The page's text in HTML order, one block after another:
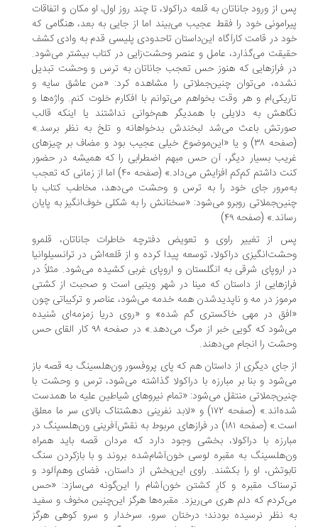
از ورود جاناتان به قلعه دراکولا، تا چند روز اول، او مکان و اتفاقات
خود را فقط عجیب می‌بیند اما از جایی به بعد، هنگامی که
در قامت کارآگاه این‌داستان تاحدودی پلیسی قدم به وادی کشف
می‌گذارد، عامل و عنصر وحشت‌زایی در کتاب بیشتر می‌شود.
فرازهایی که هنوز حس تعجب جاناتان به ترس و وحشت تبدیل
می‌توان چنین‌جملاتی را مشاهده کرد: «من عاشق سایه و
و هر وقت بخواهم می‌توانم با افکارم خلوت کنم. واژه‌ها و
به دلایلی با همدیگر هم‌خوانی نداشتند یا اینکه قالب
باعث می‌شد لبخندش بدخواهانه و تلخ به نظر برسد.»
(صفحه ۳۸) و یا «این‌موضوع خیلی عجیب بود و مضاف بر چیزهای
بسیار دیگر، آن حس مبهم اضطرابی را که همیشه در حضور
کنت داشتم کم‌کم افزایش می‌داد.» (صفحه ۴۰) اما از زمانی که تعجب
جای خود را به ترس و وحشت می‌دهد، مخاطب کتاب با
روبرو می‌شود: «سخنانش را به شکلی خوف‌انگیز به پایان
(صفحه ۴۹)
از تغییر راوی و تعویض دفترچه خاطرات جاناتان، قلمرو
دراکولا، توسعه پیدا کرده و از قلعه‌اش در ترانسیلوانیا
اروپای شرقی به انگلستان و اروپای غربی کشیده می‌شود. مثلاً در
از داستان که مینا در شهر ویتبی است و صحبت از کشتی
در مه و ناپدیدشدن همه خدمه می‌شود، عناصر و ترکیباتی چون
در مهی خاکستری گم شده» و «روی دریا زمزمه‌ای شنیده
می‌شود که گویی خبر از مرگ می‌دهد.» در صفحه ۹۸ کار القای حس
را انجام می‌دهند.
جای دیگری از داستان هم که پای پروفسور ون‌هلسینگ به قصه باز
و بنا بر مبارزه با دراکولا گذاشته می‌شود، ترس و وحشت با
منتقل می‌شود: «تمام نیروهای شیاطین علیه ما همدست
شده‌اند.» (صفحه ۱۷۲) و «لابد نفرینی دهشتناک بالای سر ما معلق
است.» (صفحه ۱۸۱) در فرازهای مربوط به نقش‌آفرینی ون‌هلسینگ در
با دراکولا، بخشی وجود دارد که مردان قصه باید همراه
به مقبره لوسی خون‌آشام‌شده بروند و با بازکردن سنگ
او را بکشند. راوی این‌بخش از داستان، فضای وهم‌آلود و
مقبره و کارِ کشتن خون‌آشام را این‌گونه می‌سازد: «حس
که دلم هری می‌ریزد. مقبره‌ها هرگز این‌چنین مخوف و سفید
نظر نرسیده بودند؛ درختان سرو، سرخدار و سرو کوهی هرگز